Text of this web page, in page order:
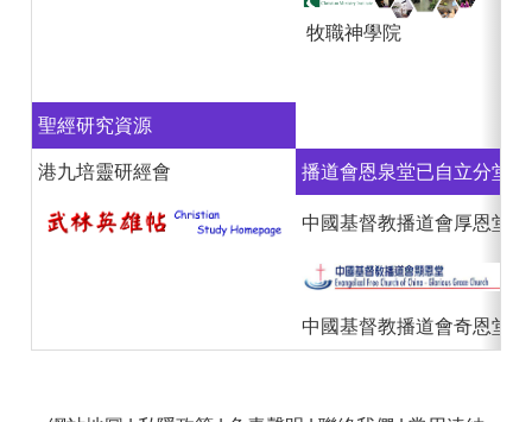
牧職神學院
聖經研究資源
港九培靈研經會 播道會恩泉堂已自立分堂
中國基督教播道會厚恩堂
中國基督教播道會奇恩堂